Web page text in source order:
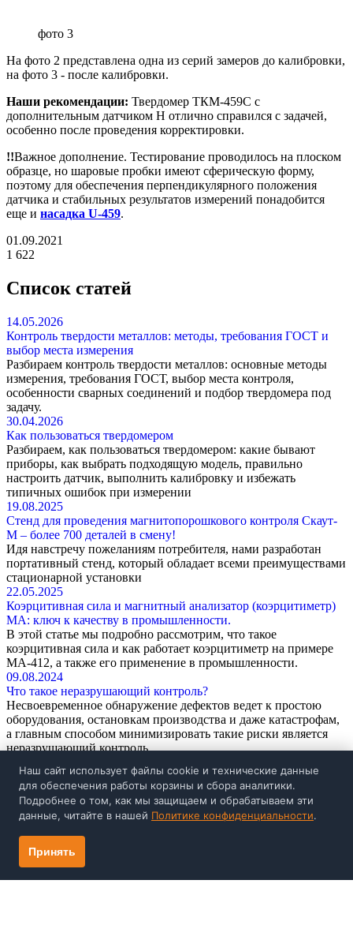
фото 3
На фото 2 представлена одна из серий замеров до калибровки,
на фото 3 - после калибровки.
Наши рекомендации: Твердомер ТКМ-459С с
дополнительным датчиком Н отлично справился с задачей,
особенно после проведения корректировки.
!!Важное дополнение. Тестирование проводилось на плоском
образце, но шаровые пробки имеют сферическую форму,
поэтому для обеспечения перпендикулярного положения
датчика и стабильных результатов измерений понадобится
еще и насадка U-459.
01.09.2021
1 622
Список статей
14.05.2026
Контроль твердости металлов: методы, требования ГОСТ и
выбор места измерения
Разбираем контроль твердости металлов: основные методы
измерения, требования ГОСТ, выбор места контроля,
особенности сварных соединений и подбор твердомера под
задачу.
30.04.2026
Как пользоваться твердомером
Разбираем, как пользоваться твердомером: какие бывают
приборы, как выбрать подходящую модель, правильно
настроить датчик, выполнить калибровку и избежать
типичных ошибок при измерении
19.08.2025
Стенд для проведения магнитопорошкового контроля Скаут-
М – более 700 деталей в смену!
Идя навстречу пожеланиям потребителя, нами разработан
портативный стенд, который обладает всеми преимуществами
стационарной установки
22.05.2025
Коэрцитивная сила и магнитный анализатор (коэрцитиметр)
МА: ключ к качеству в промышленности.
В этой статье мы подробно рассмотрим, что такое
коэрцитивная сила и как работает коэрцитиметр на примере
МА-412, а также его применение в промышленности.
09.08.2024
Что такое неразрушающий контроль?
Несвоевременное обнаружение дефектов ведет к простою
оборудования, остановкам производства и даже катастрофам,
а главным способом минимизировать такие риски является
неразрушающий контроль
Каталог
Поверка и калибровка
Видео
Компания
О нас
Наш сайт использует файлы cookie и технические данные
для обеспечения работы корзины и сбора аналитики.
Подробнее о том, как мы защищаем и обрабатываем эти
данные, читайте в нашей Политике конфиденциальности.
Принять